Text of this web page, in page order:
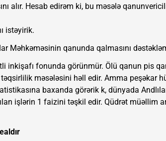
alır. Hesab edirəm ki, bu məsələ
istəyirik.
Məhkəməsinin qanunda qalmasını
inkişafı fonunda görünmür. Ölü qanun pis
məsələsini həll edir. Amma peşəkar
baxanda görərik k, dünyada
işlərin 1 faizini təşkil edir. Qüdrət müəllim